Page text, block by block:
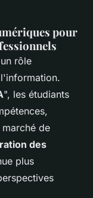
pour
rôle
", les étudiants
de
des
plus